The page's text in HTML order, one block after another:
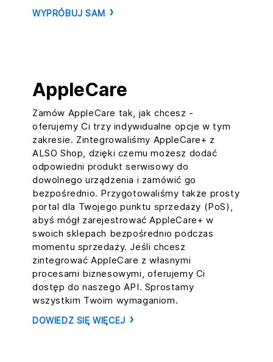
WYPRÓBUJ SAM
AppleCare
Zamów AppleCare tak, jak chcesz -
oferujemy Ci trzy indywidualne opcje w tym
zakresie. Zintegrowaliśmy AppleCare+ z
ALSO Shop, dzięki czemu możesz dodać
odpowiedni produkt serwisowy do
dowolnego urządzenia i zamówić go
bezpośrednio. Przygotowaliśmy także prosty
portal dla Twojego punktu sprzedaży (PoS),
abyś mógł zarejestrować AppleCare+ w
swoich sklepach bezpośrednio podczas
momentu sprzedaży. Jeśli chcesz
zintegrować AppleCare z własnymi
procesami biznesowymi, oferujemy Ci
dostęp do naszego API. Sprostamy
wszystkim Twoim wymaganiom.
DOWIEDZ SIĘ WIĘCEJ